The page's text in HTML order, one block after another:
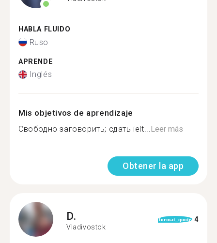
HABLA FLUIDO
Ruso
APRENDE
Inglés
Mis objetivos de aprendizaje
Свободно заговорить; сдать ielt...Leer más
Obtener la app
D.
Vladivostok
format_quote 4